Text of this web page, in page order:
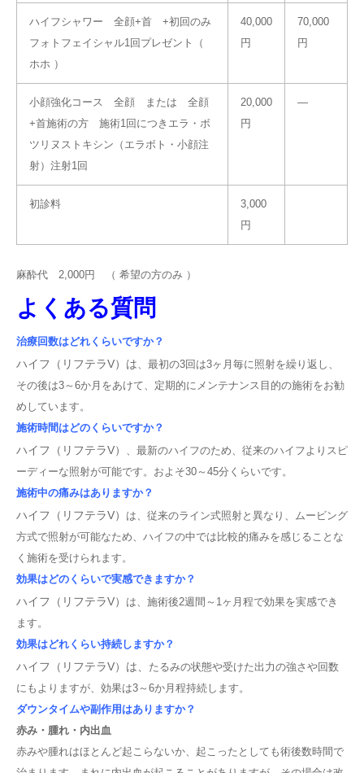
ハイフシャワー 全顔+首 +初回のみ
フォトフェイシャル1回プレゼント（
ホホ ）
40,000
円
70,000
円
小顔強化コース 全顔 または 全顔
+首施術の方 施術1回につきエラ・ボ
ツリヌストキシン（エラボト・小顔注
射）注射1回
20,000
円
―
初診料
3,000
円
麻酔代 2,000円 （ 希望の方のみ ）
よくある質問
治療回数はどれくらいですか？
ハイフ（リフテラV）は 、最初の3回は3ヶ月毎に照射を繰り返し、
その後は3～6か月をあけて、定期的にメンテナンス目的の施術をお勧
めしています。
施術時間はどのくらいですか？
ハイフ（リフテラV）
、最新のハイフのため、従来のハイフよりスピ
ーディーな照射が可能です。およそ30～45分くらいです。
施術中の痛みはありますか？
ハイフ（リフテラV） は、従来のライン式照射と異なり、ムービング
方式で照射が可能なため、ハイフの中では比較的痛みを感じることな
く施術を受けられます。
効果はどのくらいで実感できますか？
ハイフ（リフテラV） は、施術後2週間～1ヶ月程で効果を実感でき
ます。
効果はどれくらい持続しますか？
ハイフ（リフテラV）は、 たるみの状態や受けた出力の強さや回数
にもよりますが、効果は3～6か月程持続します。
ダウンタイムや副作用はありますか？
赤み・腫れ・内出血
赤みや腫れはほとんど起こらないか、起こったとしても術後数時間で